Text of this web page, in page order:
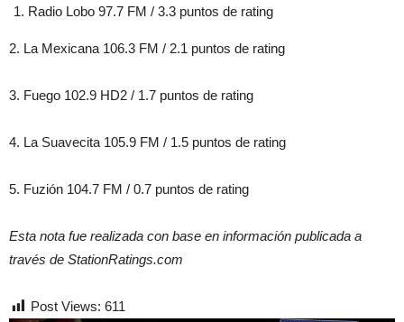
Radio Lobo 97.7 FM / 3.3 puntos de rating
2. La Mexicana 106.3 FM / 2.1 puntos de rating
3. Fuego 102.9 HD2 / 1.7 puntos de rating
4. La Suavecita 105.9 FM / 1.5 puntos de rating
5. Fuzión 104.7 FM / 0.7 puntos de rating
Esta nota fue realizada con base en información publicada a
través de StationRatings.com
Post Views: 611